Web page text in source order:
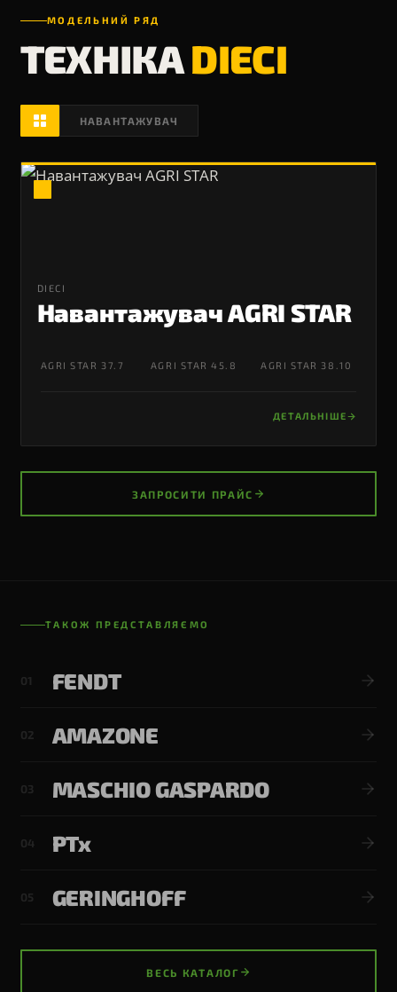
МОДЕЛЬНИЙ РЯД
ТЕХНІКАDIECI
НАВАНТАЖУВАЧ
DIECI
Навантажувач AGRI STAR
AGRI STAR 37.7 AGRI STAR 45.8 AGRI STAR 38.10
ДЕТАЛЬНІШЕ
ЗАПРОСИТИ ПРАЙС
ТАКОЖ ПРЕДСТАВЛЯЄМО
01 FENDT
02 AMAZONE
03 MASCHIO GASPARDO
04 PTx
05 GERINGHOFF
ВЕСЬ КАТАЛОГ